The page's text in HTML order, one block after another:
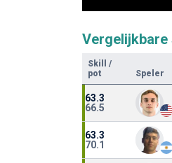
Vergelijkbare
Skill
/
pot
Speler
63.3
66.5
63.3
70.1